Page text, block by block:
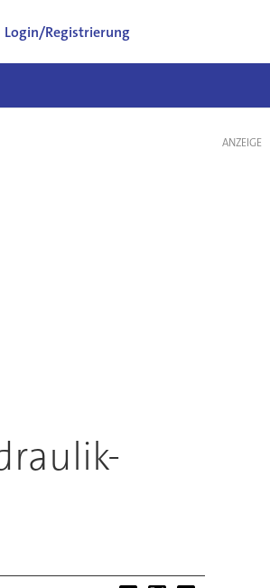
Login/Registrierung
ANZEIGE